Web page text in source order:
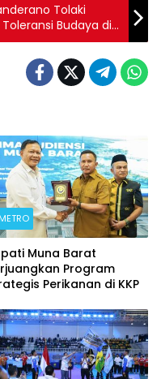
Tolaki
Budaya di
METRO
Muna Barat
Program
Perikanan di KKP